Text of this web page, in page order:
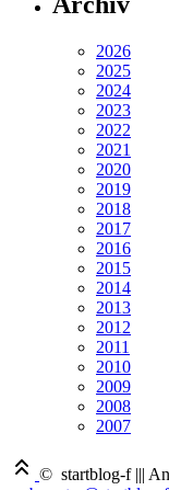
2026
2025
2024
2023
2022
2021
2020
2019
2018
2017
2016
2015
2014
2013
2012
2011
2010
2009
2008
2007
© startblog-f |||